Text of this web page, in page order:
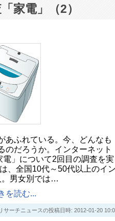
家電」（2）
あふれている。今、どんなも
のだろうか。インターネット
」について2回目の調査を実
、全国10代～50代以上のイ
。男女別では…
を読む...
ーチニュースの投稿日時: 2012-01-20